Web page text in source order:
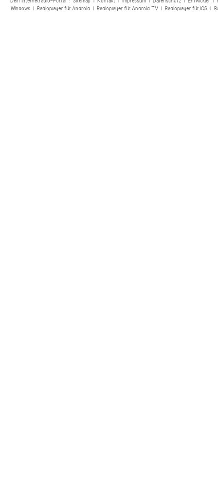
Windows| Radioplayer für Android| Radioplayer für Android TV| Radioplayer für iOS|